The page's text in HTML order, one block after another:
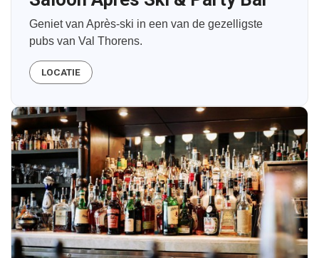
Geniet van Après-ski in een van de gezelligste
pubs van Val Thorens.
LOCATIE